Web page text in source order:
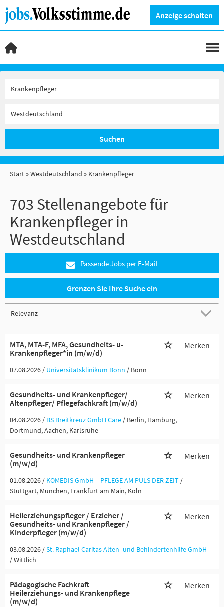
Anzeige schalten
Suchen
Start Westdeutschland Krankenpfleger
703 Stellenangebote für
Krankenpfleger in
Westdeutschland
Passende Jobs per E-Mail
Grenzen Sie Ihre Suche ein
MTA, MTA-F, MFA, Gesundheits- u-
Krankenpfleger*in (m/w/d)
Merken
07.08.2026 / Universitätsklinikum Bonn / Bonn
Gesundheits- und Krankenpfleger/
Altenpfleger/ Pflegefachkraft (m/w/d)
Merken
04.08.2026 / BS Breitkreuz GmbH Care / Berlin, Hamburg,
Dortmund, Aachen, Karlsruhe
Gesundheits- und Krankenpfleger
(m/w/d)
Merken
01.08.2026 / KOMEDIS GmbH – PFLEGE AM PULS DER ZEIT /
Stuttgart, München, Frankfurt am Main, Köln
Heilerziehungspfleger / Erzieher /
Gesundheits- und Krankenpfleger /
Kinderpfleger (m/w/d)
Merken
03.08.2026 /St. Raphael Caritas Alten- und Behindertenhilfe GmbH
/ Wittlich
Pädagogische Fachkraft
Heilerziehungs- und Krankenpflege
(m/w/d)
Merken